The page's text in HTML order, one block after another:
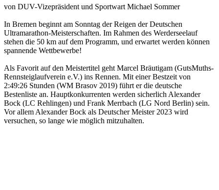
von DUV-Vizepräsident und Sportwart Michael Sommer
In Bremen beginnt am Sonntag der Reigen der Deutschen
Ultramarathon-Meisterschaften. Im Rahmen des Werderseelauf
stehen die 50 km auf dem Programm, und erwartet werden können
spannende Wettbewerbe!
Als Favorit auf den Meistertitel geht Marcel Bräutigam (GutsMuths-
Rennsteiglaufverein e.V.) ins Rennen. Mit einer Bestzeit von
2:49:26 Stunden (WM Brasov 2019) führt er die deutsche
Bestenliste an. Hauptkonkurrenten werden sicherlich Alexander
Bock (LC Rehlingen) und Frank Merrbach (LG Nord Berlin) sein.
Vor allem Alexander Bock als Deutscher Meister 2023 wird
versuchen, so lange wie möglich mitzuhalten.